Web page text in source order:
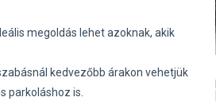
megoldás lehet azoknak, akik
kedvezőbb árakon vehetjük
parkoláshoz is.